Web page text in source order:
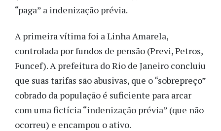
“paga” a indenização prévia.
A primeira vítima foi a Linha Amarela,
controlada por fundos de pensão (Previ, Petros,
Funcef). A prefeitura do Rio de Janeiro concluiu
que suas tarifas são abusivas, que o “sobrepreço”
cobrado da população é suficiente para arcar
com uma fictícia “indenização prévia” (que não
ocorreu) e encampou o ativo.